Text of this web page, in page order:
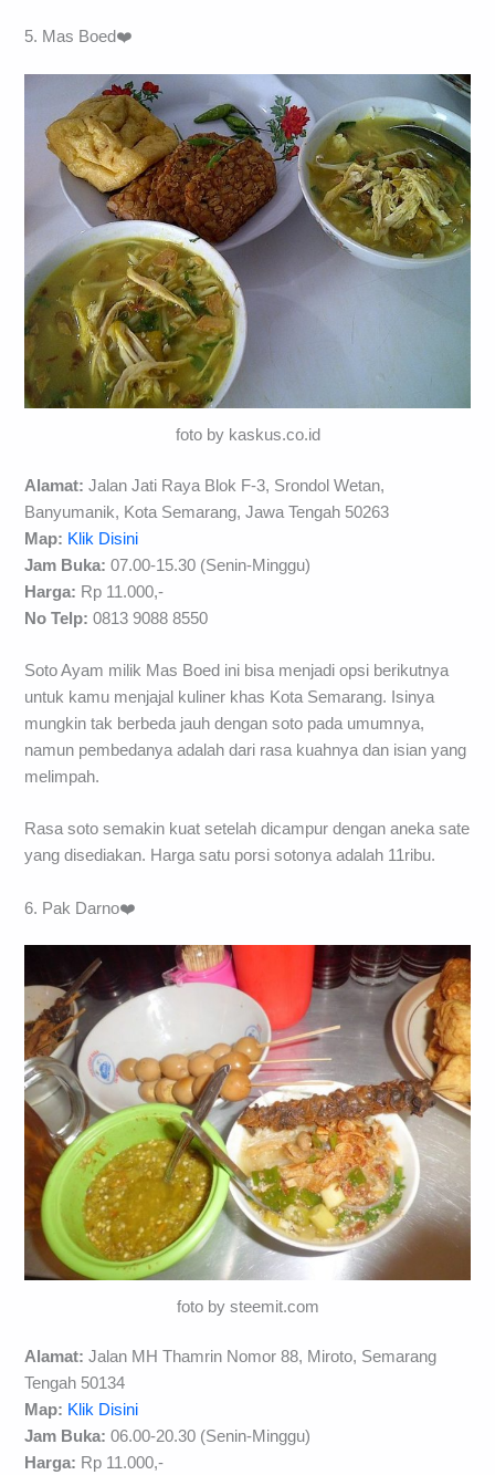
5. Mas Boed❤️
foto by kaskus.co.id
Alamat: Jalan Jati Raya Blok F-3, Srondol Wetan,
Banyumanik, Kota Semarang, Jawa Tengah 50263
Map: Klik Disini
Jam Buka: 07.00-15.30 (Senin-Minggu)
Harga: Rp 11.000,-
No Telp: 0813 9088 8550
Soto Ayam milik Mas Boed ini bisa menjadi opsi berikutnya
untuk kamu menjajal kuliner khas Kota Semarang. Isinya
mungkin tak berbeda jauh dengan soto pada umumnya,
namun pembedanya adalah dari rasa kuahnya dan isian yang
melimpah.
Rasa soto semakin kuat setelah dicampur dengan aneka sate
yang disediakan. Harga satu porsi sotonya adalah 11ribu.
6. Pak Darno❤️
foto by steemit.com
Alamat: Jalan MH Thamrin Nomor 88, Miroto, Semarang
Tengah 50134
Map: Klik Disini
Jam Buka: 06.00-20.30 (Senin-Minggu)
Harga: Rp 11.000,-